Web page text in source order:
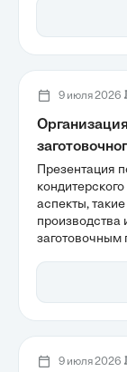
внедрения
9 июля 2026
Презентация
аспекты,
заготовочным
стандартов,
9 июля 2026